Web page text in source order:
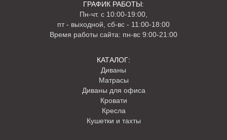
ГРАФИК РАБОТЫ:
Пн-чт. с 10:00-19:00,
пт - выходной, сб-вс - 11:00-18:00
Время работы сайта: пн-вс 9:00-21:00
КАТАЛОГ:
Диваны
Матрасы
Диваны для офиса
Кровати
Кресла
Кушетки и тахты